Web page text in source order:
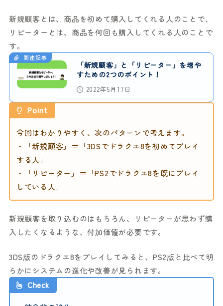
新規顧客とは、商品を初めて購入してくれる人のことで、
リピーターとは、商品を何回も購入してくれる人のことで
す。
関連記事
「新規顧客」と「リピーター」を増や
すための2つのポイント！
2022年5月17日
Point
今回はわかりやすく、次のパターンで考えます。
・「新規顧客」＝「3DSでドラクエ8を初めてプレイ
する人」
・「リピーター」＝「PS2でドラクエ8を既にプレイ
している人」
新規顧客を取り込むのはもちろん、リピーターが思わず購
入したくなるような、付加価値が必要です。
3DS版のドラクエ8をプレイしてみると、PS2版と比べて明
らかにシステムの進化や改善が見られます。
Check